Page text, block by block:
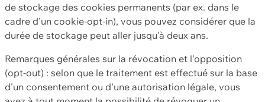
de stockage des cookies permanents (par ex. dans le
cadre d'un cookie-opt-in), vous pouvez considérer que la
durée de stockage peut aller jusqu'à deux ans.
Remarques générales sur la révocation et l'opposition
(opt-out) : selon que le traitement est effectué sur la base
d'un consentement ou d'une autorisation légale, vous